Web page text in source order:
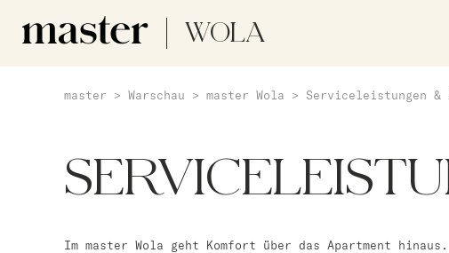
WOLA
master > Warschau > master Wola > Serviceleistungen &
Im master Wola geht Komfort über das Apartment